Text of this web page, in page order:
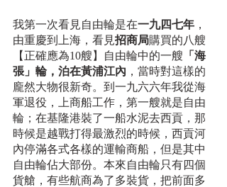
我第一次看見自由輪是在一九四七年 ，
由重慶到上海，看見招商局購買的八艘
【正確應為10艘】自由輪中的一艘 「海
張」輪，泊在黃浦江內 ，當時對這樣的
龐然大物很新奇。到一九六六年我從海
軍退役，上商船工作，第一艘就是自由
輪；在基隆港裝了一船水泥去西貢，那
時候是越戰打得最激烈的時候，西貢河
內停滿各式各樣的運輸商船，但是其中
自由輪佔大部份。本來自由輪只有四個
貨艙，有些航商為了多裝貨，把前面多